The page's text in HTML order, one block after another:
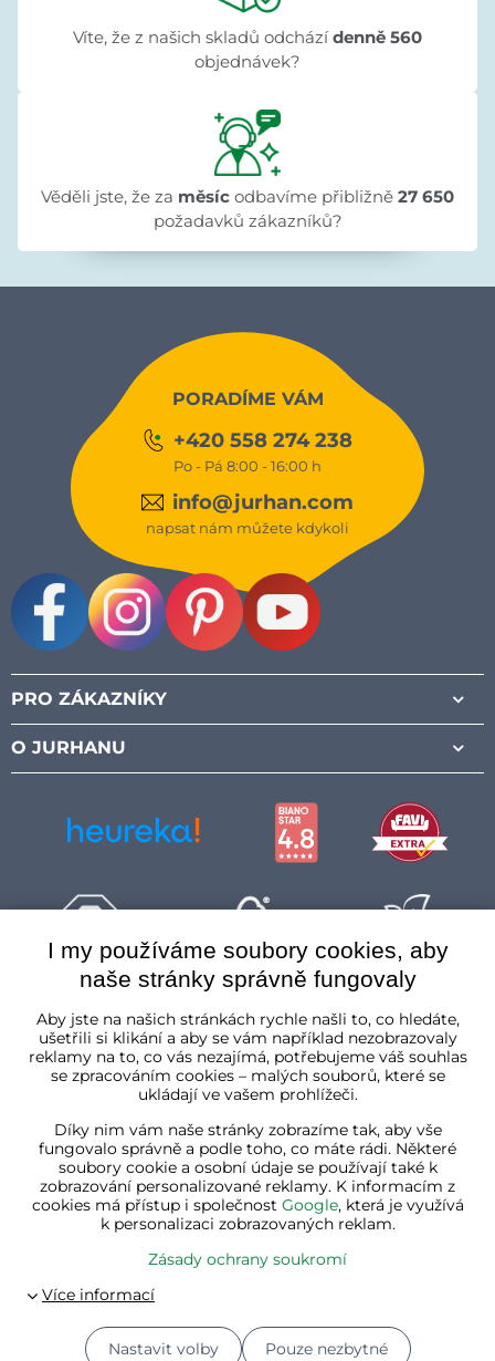
Víte, že z našich skladů odchází denně 560
objednávek?
Věděli jste, že za měsíc odbavíme přibližně 27 650
požadavků zákazníků?
PORADÍME VÁM
+420 558 274 238
Po - Pá 8:00 - 16:00 h
info@jurhan.com
napsat nám můžete kdykoli
PRO ZÁKAZNÍKY
O JURHANU
I my používáme soubory cookies, aby
naše stránky správně fungovaly
Aby jste na našich stránkách rychle našli to, co hledáte,
ušetřili si klikání a aby se vám například nezobrazovaly
reklamy na to, co vás nezajímá, potřebujeme váš souhlas
se zpracováním cookies – malých souborů, které se
ukládají ve vašem prohlížeči.
Díky nim vám naše stránky zobrazíme tak, aby vše
fungovalo správně a podle toho, co máte rádi. Některé
soubory cookie a osobní údaje se používají také k
zobrazování personalizované reklamy. K informacím z
cookies má přístup i společnost Google, která je využívá
k personalizaci zobrazovaných reklam.
Zásady ochrany soukromí
Nastavit volby Pouze nezbytné